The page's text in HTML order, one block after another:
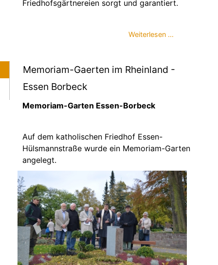
Friedhofsgärtnereien sorgt und garantiert.
Weiterlesen …
Memoriam-Gaerten im Rheinland -
Essen Borbeck
Memoriam-Garten Essen-Borbeck
Auf dem katholischen Friedhof Essen-
Hülsmannstraße wurde ein Memoriam-Garten
angelegt.